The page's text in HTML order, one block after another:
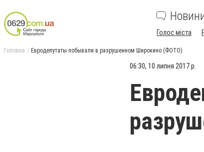
Голос міста
Головна Евродепутаты побывали в разрушенном Широкино (ФОТО)
06:30, 10 липня 2017 р.